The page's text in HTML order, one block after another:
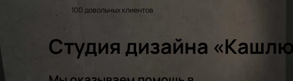
100 довольных клиентов
Студия дизайна